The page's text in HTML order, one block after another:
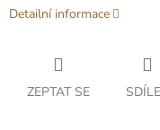
Detailní informace
ZEPTAT SE